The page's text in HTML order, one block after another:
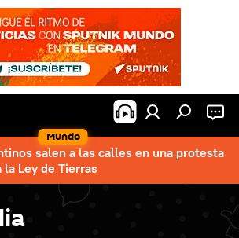
Mundo
salen a las calles en una protesta
Ley de Tierras